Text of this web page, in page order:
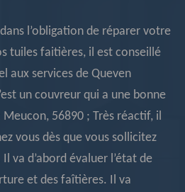
l’obligation de réparer votre
tuiles faitières, il est conseillé
aux services de Queven
un couvreur qui a une bonne
56890 ; Très réactif, il
vous dès que vous sollicitez
Il va d’abord évaluer l’état de
et des faîtières. Il va